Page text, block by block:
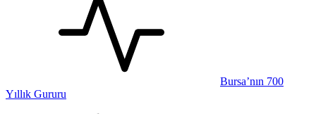
Bursa’nın 700
Yıllık Gururu